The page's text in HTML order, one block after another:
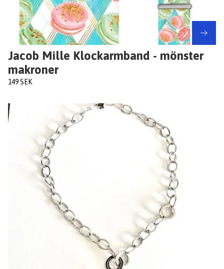
Jacob Mille Klockarmband - mönster
makroner
149 SEK